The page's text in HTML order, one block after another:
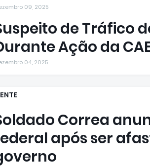
09, 2025
de Tráfico
Ação da
04, 2025
Correa
após ser